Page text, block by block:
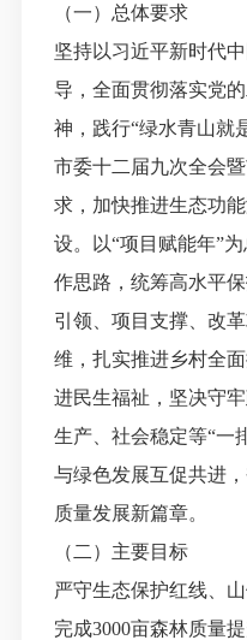
（一）总体要求
坚持以习近平新时代
导，全面贯彻落实党
神，践行“绿水青山就
市委十二届九次全会
求，加快推进生态功
设。
以“项目赋能年”
作思路，统筹高水平
引领、项目支撑、改
维，扎实推进乡村全
进民生福祉，坚决守
生产、社会稳定等“一
与绿色发展互促共进
质量发展新篇章。
（二）主要目标
严守生态保护红线、
完成3000亩森林质量